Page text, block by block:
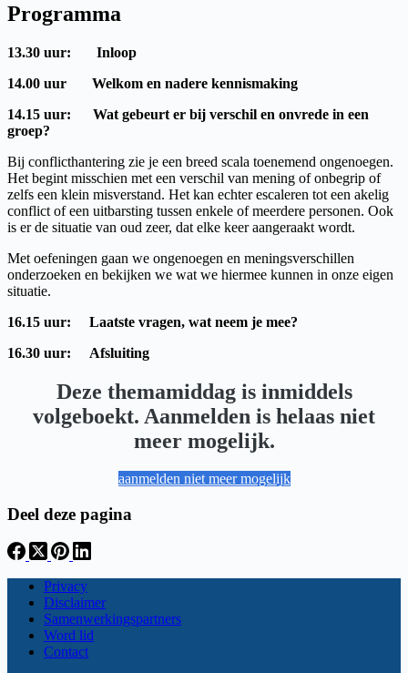
Programma
13.30 uur:
Inloop
14.00 uur Welkom en nadere kennismaking
14.15 uur: Wat gebeurt er bij verschil en onvrede in een
groep?
Bij conflicthantering zie je een breed scala toenemend ongenoegen.
Het begint misschien met een verschil van mening of onbegrip of
zelfs een klein misverstand. Het kan echter escaleren tot een akelig
conflict of een uitbarsting tussen enkele of meerdere personen. Ook
is er de situatie van oud zeer, dat elke keer aangeraakt wordt.
Met oefeningen gaan we ongenoegen en meningsverschillen
onderzoeken en bekijken we wat we hiermee kunnen in onze eigen
situatie.
16.15 uur:
Laatste vragen, wat neem je mee?
16.30 uur:
Afsluiting
Deze themamiddag is inmiddels
volgeboekt. Aanmelden is helaas niet
meer mogelijk.
aanmelden niet meer mogelijk
Deel deze pagina
Privacy
Disclaimer
Samenwerkingspartners
Word lid
Contact